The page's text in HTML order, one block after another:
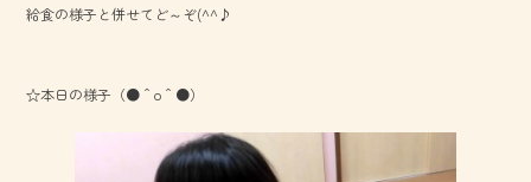
給食の様子と併せてど～ぞ(^^♪
☆本日の様子（●＾o＾●）